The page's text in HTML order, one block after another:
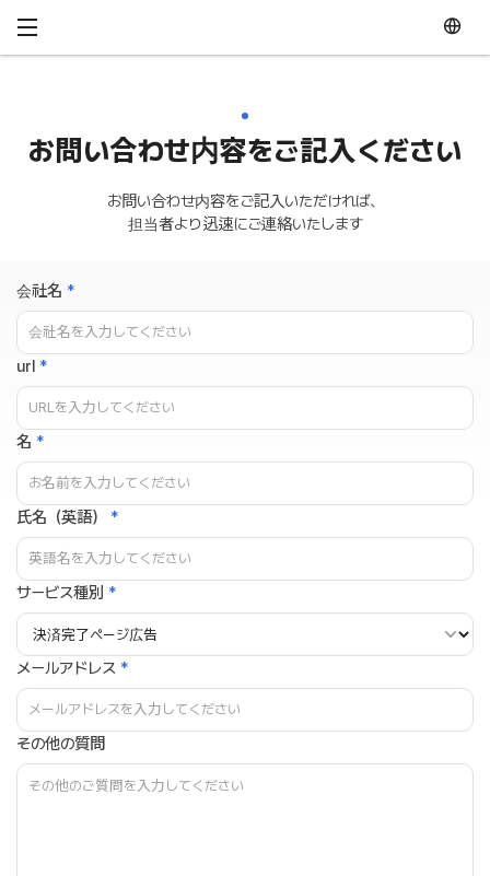
お問い合わせ内容をご記入ください
お問い合わせ内容をご記入いただければ、
担当者より迅速にご連絡いたします
会社名 *
url *
名 *
氏名（英語） *
サービス種別 *
メールアドレス *
その他の質問